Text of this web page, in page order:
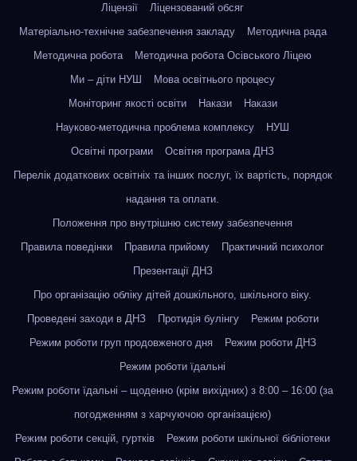
Ліцензії
Ліцензований обсяг
Матеріально-технічне забезпечення закладу
Методична рада
Методична робота
Методична робота Осівського Ліцею
Ми – діти НУШ
Мова освітнього процесу
Моніторинг якості освіти
Накази
Накази
Науково-методична проблема комплексу
НУШ
Освітні програми
Освітня програма ДНЗ
Перелік додаткових освітніх та інших послуг, їх вартість, порядок
надання та оплати.
Положення про внутрішню систему забезпечення
Правила поведінки
Правила прийому
Практичний психолог
Презентації ДНЗ
Про організацію обліку дітей дошкільного, шкільного віку.
Проведені заходи в ДНЗ
Протидія булінгу
Режим роботи
Режим роботи груп продовженого дня
Режим роботи ДНЗ
Режим роботи їдальні
Режим роботи їдальні – щоденно (крім вихідних) з 8:00 – 16:00 (за
погодженням з харчуючою організацією)
Режим роботи секцій, гуртків
Режим роботи шкільної бібліотеки